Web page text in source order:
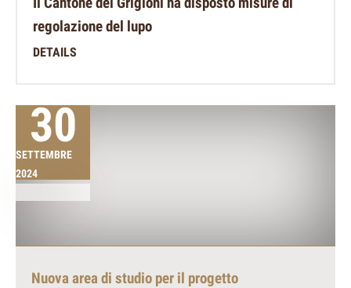
regolazione del lupo
DETAILS
30
SETTEMBRE
2024
Nuova area di studio per il progetto